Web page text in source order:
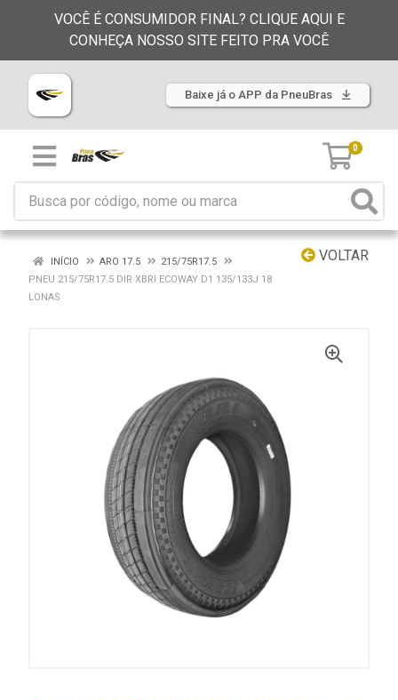
VOCÊ É CONSUMIDOR FINAL? CLIQUE AQUI E
CONHEÇA NOSSO SITE FEITO PRA VOCÊ
Baixe já o APP da PneuBras
0
VOLTAR
INÍCIO ARO 17.5
215/75R17.5
PNEU 215/75R17.5 DIR XBRI ECOWAY D1 135/133J 18
LONAS